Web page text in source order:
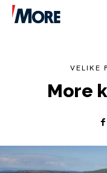
SPORT
VELIKE
More